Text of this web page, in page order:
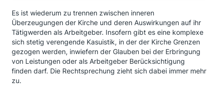
Es ist wiederum zu trennen zwischen inneren
Überzeugungen der Kirche und deren Auswirkungen auf ihr
Tätigwerden als Arbeitgeber. Insofern gibt es eine komplexe
sich stetig verengende Kasuistik, in der der Kirche Grenzen
gezogen werden, inwiefern der Glauben bei der Erbringung
von Leistungen oder als Arbeitgeber Berücksichtigung
finden darf. Die Rechtsprechung zieht sich dabei immer mehr
zu.